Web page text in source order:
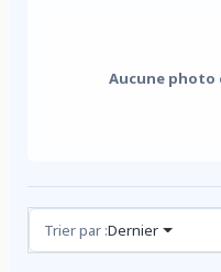
Aucune photo
Avis (0)
Trier par :Dernier